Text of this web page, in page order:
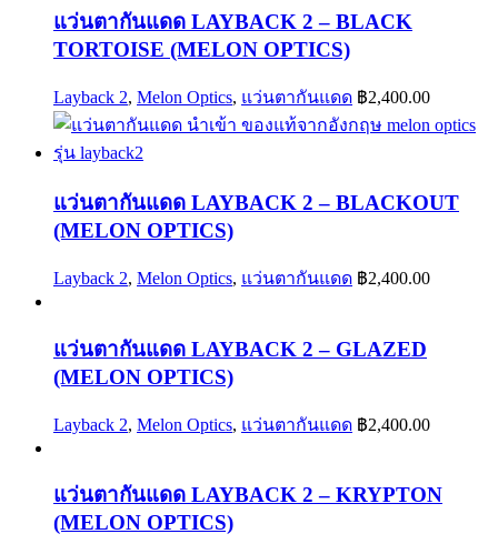
แว่นตากันแดด LAYBACK 2 – BLACK
TORTOISE (MELON OPTICS)
Layback 2, Melon Optics, แว่นตากันแดด ฿2,400.00
แว่นตากันแดด LAYBACK 2 – BLACKOUT
(MELON OPTICS)
Layback 2, Melon Optics, แว่นตากันแดด ฿2,400.00
แว่นตากันแดด LAYBACK 2 – GLAZED
(MELON OPTICS)
Layback 2, Melon Optics, แว่นตากันแดด ฿2,400.00
แว่นตากันแดด LAYBACK 2 – KRYPTON
(MELON OPTICS)